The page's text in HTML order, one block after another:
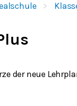
der neue